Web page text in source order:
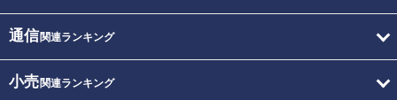
通信関連ランキング
小売関連ランキング